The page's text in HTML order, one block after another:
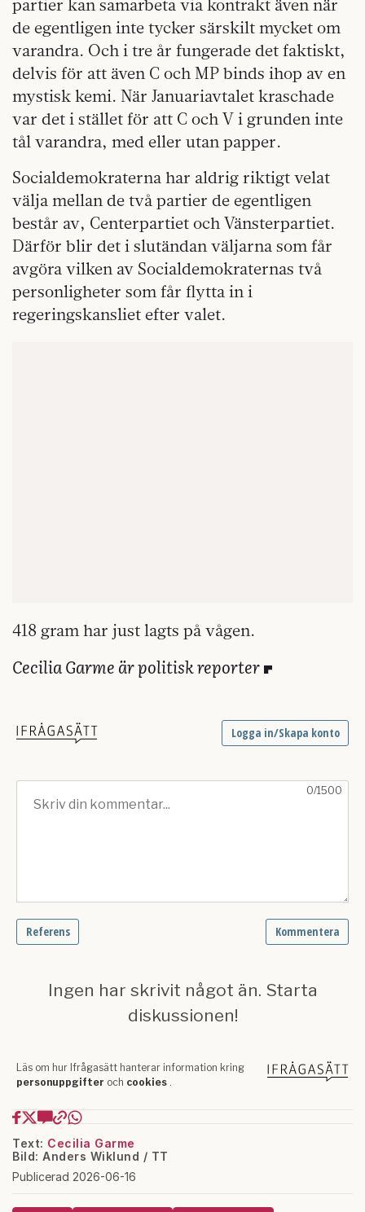
partier kan samarbeta via kontrakt även när
de egentligen inte tycker särskilt mycket om
varandra. Och i tre år fungerade det faktiskt,
delvis för att även C och MP binds ihop av en
mystisk kemi. När Januariavtalet kraschade
var det i stället för att C och V i grunden inte
tål varandra, med eller utan papper.
Socialdemokraterna har aldrig riktigt velat
välja mellan de två partier de egentligen
består av, Centerpartiet och Vänsterpartiet.
Därför blir det i slutändan väljarna som får
avgöra vilken av Socialdemokraternas två
personligheter som får flytta in i
regeringskansliet efter valet.
418 gram har just lagts på vågen.
Cecilia Garme är politisk reporter
Text: Cecilia Garme
Bild: Anders Wiklund / TT
Publicerad 2026-06-16